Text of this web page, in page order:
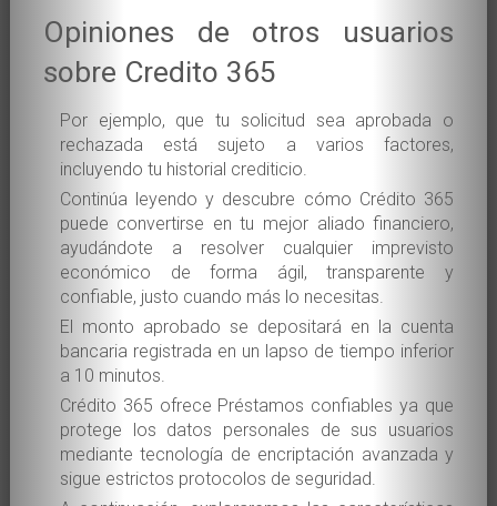
Opiniones de otros usuarios
sobre Credito 365
Por ejemplo, que tu solicitud sea aprobada o
rechazada está sujeto a varios factores,
incluyendo tu historial crediticio.
Continúa leyendo y descubre cómo Crédito 365
puede convertirse en tu mejor aliado financiero,
ayudándote a resolver cualquier imprevisto
económico de forma ágil, transparente y
confiable, justo cuando más lo necesitas.
El monto aprobado se depositará en la cuenta
bancaria registrada en un lapso de tiempo inferior
a 10 minutos.
Crédito 365 ofrece Préstamos confiables ya que
protege los datos personales de sus usuarios
mediante tecnología de encriptación avanzada y
sigue estrictos protocolos de seguridad.